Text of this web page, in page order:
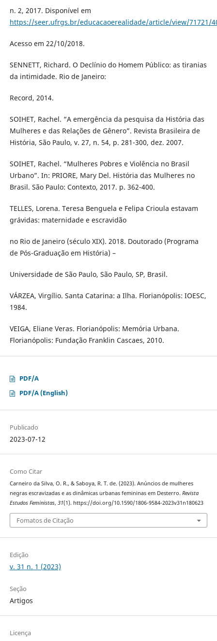
n. 2, 2017. Disponível em
https://seer.ufrgs.br/educacaoerealidade/article/view/71721/
Acesso em 22/10/2018.
SENNETT, Richard. O Declínio do Homem Público: as tiranias
da intimidade. Rio de Janeiro:
Record, 2014.
SOIHET, Rachel. “A emergência da pesquisa da História das
Mulheres e das Relações de Gênero”. Revista Brasileira de
História, São Paulo, v. 27, n. 54, p. 281-300, dez. 2007.
SOIHET, Rachel. “Mulheres Pobres e Violência no Brasil
Urbano”. In: PRIORE, Mary Del. História das Mulheres no
Brasil. São Paulo: Contexto, 2017. p. 362-400.
TELLES, Lorena. Teresa Benguela e Felipa Crioula estavam
grávidas: maternidade e escravidão
no Rio de Janeiro (século XIX). 2018. Doutorado (Programa
de Pós-Graduação em História) –
Universidade de São Paulo, São Paulo, SP, Brasil.
VÁRZEA, Virgílio. Santa Catarina: a Ilha. Florianópolis: IOESC,
1984.
VEIGA, Eliane Veras. Florianópolis: Memória Urbana.
Florianópolis: Fundação Franklin Cascaes, 2010.
PDF/A
PDF/A (English)
Publicado
2023-07-12
Como Citar
Carneiro da Silva, O. R., & Saboya, R. T. de. (2023). Anúncios de mulheres
negras escravizadas e as dinâmicas urbanas femininas em Desterro. Revista
Estudos Feministas, 31(1). https://doi.org/10.1590/1806-9584-2023v31n180623
Fomatos de Citação
Edição
v. 31 n. 1 (2023)
Seção
Artigos
Licença